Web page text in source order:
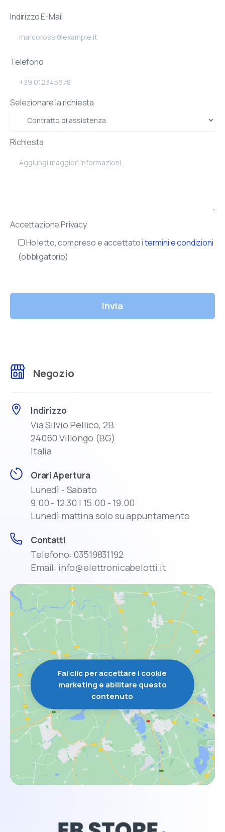
Indirizzo E-Mail
Telefono
Selezionare la richiesta
Richiesta
Accettazione Privacy
Ho letto, compreso e accettato itermini e condizioni
(obbligatorio)
Negozio
Indirizzo
Via Silvio Pellico, 2B
24060 Villongo (BG)
Italia
Orari Apertura
Lunedì - Sabato
9.00 - 12.30 | 15.00 - 19.00
Lunedì mattina solo su appuntamento
Contatti
Telefono: 03519831192
Email: info@elettronicabelotti.it
Fai clic per accettare i cookie
marketing e abilitare questo
contenuto